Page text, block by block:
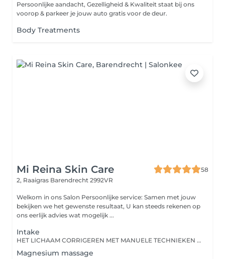
Persoonlijke aandacht, Gezelligheid & Kwaliteit staat bij ons
voorop & parkeer je jouw auto gratis voor de deur.
Body Treatments
Mi Reina Skin Care
58
2, Raaigras Barendrecht 2992VR
Welkom in ons Salon Persoonlijke service: Samen met jouw
bekijken we het gewenste resultaat, U kan steeds rekenen op
ons eerlijk advies wat mogelijk ...
Intake
HET LICHAAM CORRIGEREN MET MANUELE TECHNIEKEN Het genezen met speciale druk- en duwmethodes voor de wervelkolom en gewrichten is al zo oud als de mensheid. Vele moderne therapievormen die wij vandaag de dag toepassen, zijn afkomstig of afgeleid uit het oude China. Chinese bone setting is een manuele therapievorm waarbij we met ademhaling en een lichte tot medium druk de botten, wervels en gewrichten in het lichaam corrigeren. Of met andere woorden, de subluxatie (zenuwblokkade, beknelling), scheefstand of instabiliteit van gewrichten of botten. Wervels in de wervelkolom of gewrichten staan niet meer in hun ideale positie, waardoor er bewegingsbeperkingen (fixatie) en pijn kan ontstaan. Dit creëert drukpunten op het ruggenmerg of de zenuwen, waardoor het lichaam niet meer goed kan functioneren. Door het corrigeren of 'manipuleren' van gewrichten, wervels of botten kan dit opgelost worden. Chinese bone setting (Zheng Ghu) is een ideale en veilige manier om het lichaam te corrigeren. Het hele bewegingsapparaat bestaat uit het motorische systeem, motoriek en het geheel van botten, gewrichten, skeletspieren, pezen en motorische zenuwen, die zorgen voor de lichaamshoudingen en bewegingen. Als we dus corrigeren op botten, wervels en gewrichten, dan beïnvloeden we ook de spieren, pezen en het zenuwstelsel. Het gaat om een eeuwenoude behandelwijze uit China die van generatie op generatie is overgedragen.
Magnesium massage